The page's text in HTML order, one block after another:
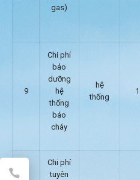
gas)
9
Chi phí
bảo
dưỡng
hệ
thống
báo
cháy
hệ
thống
1
Chi phí
tuyên